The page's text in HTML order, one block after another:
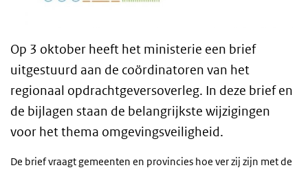
Op 3 oktober heeft het ministerie een brief
uitgestuurd aan de coördinatoren van het
regionaal opdrachtgeversoverleg. In deze brief en
de bijlagen staan de belangrijkste wijzigingen
voor het thema omgevingsveiligheid.
De brief vraagt gemeenten en provincies hoe ver zij zijn met de